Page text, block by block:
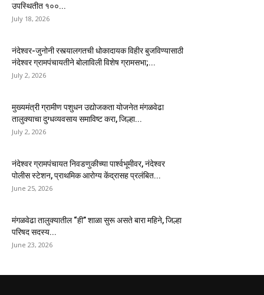
उपस्थितीत १००...
July 18, 2026
नंदेश्वर-जुनोनी रस्त्यालगतची धोकादायक विहीर बुजविण्यासाठी
नंदेश्वर ग्रामपंचायतीने बोलाविली विशेष ग्रामसभा;...
July 2, 2026
मुख्यमंत्री ग्रामीण पशुधन उद्योजकता योजनेत मंगळवेढा
तालुक्याचा दुग्धव्यवसाय समाविष्ट करा, जिल्हा...
July 2, 2026
नंदेश्वर ग्रामपंचायत निवडणुकीच्या पार्श्वभूमीवर, नंदेश्वर
पोलीस स्टेशन, प्राथमिक आरोग्य केंद्रासह प्रलंबित...
June 25, 2026
मंगळवेढा तालुक्यातील “ही” शाळा सुरू असते बारा महिने, जिल्हा
परिषद सदस्य...
June 23, 2026